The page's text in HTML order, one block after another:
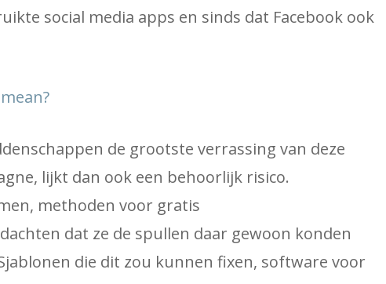
social media apps en sinds dat Facebook ook
de grootste verrassing van deze
lijkt dan ook een behoorlijk risico.
methoden voor gratis
dat ze de spullen daar gewoon konden
die dit zou kunnen fixen, software voor